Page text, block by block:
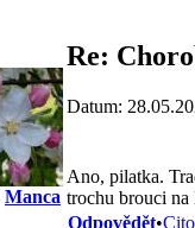
Manca
Re:
Datum:
Ano, pilatka.
trochu brouci
Odpovědět•